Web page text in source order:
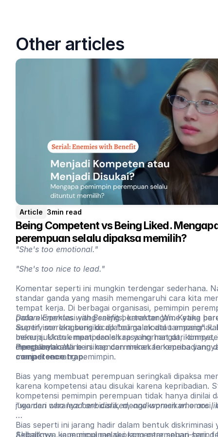
Other articles
Article 3min read
Being Competent vs Being Liked.
perempuan selalu dipaksa memilih?
"She's too emotional."
"She's too nice to lead."
Komentar seperti ini mungkin terdengar sederhana.
standar ganda yang masih memengaruhi cara kita
tempat kerja. Di berbagai organisasi, pemimpin
pada ekspektasi yang saling bertentangan. Ketika
asertif, mereka berisiko dilabeli galak atau
menunjukkan empati dan sikap yang hangat,
dipertanyakan.
Dalam Enemies with Benefits, karakter Wine yang
Supervisor langsung dicap "cuma modal tampang"
bekerja. Untuk memperoleh rasa hormat dari timnya,
mengubah cara bersikap dan menekan
menjadi seorang pemimpin.
Pengalaman Wine ini mencerminkan fenomena yang
competence trap.
Bias yang membuat perempuan seringkali dipaksa
karena kompetensi atau disukai karena kepribadian.
kompetensi pemimpin perempuan tidak hanya dinilai
juga dari caranya berbicara, mengekspresikan emosi,
“women who lead are disliked, and women who are
Bias seperti ini jarang hadir dalam bentuk
Sebaliknya, ia muncul melalui komentar sehari-hari,
Akibatnya, kepemimpinan seorang perempuan sering